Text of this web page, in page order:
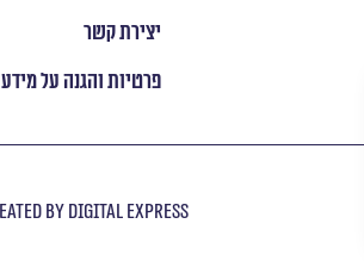
יצירת קשר
פרטיות והגנה על מידע
bydigital express